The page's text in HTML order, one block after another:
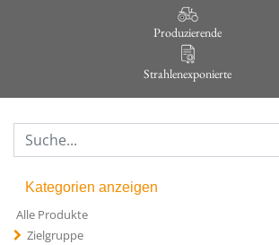
Produzierende
Strahlenexponierte
Kategorien anzeigen
Alle Produkte
Zielgruppe